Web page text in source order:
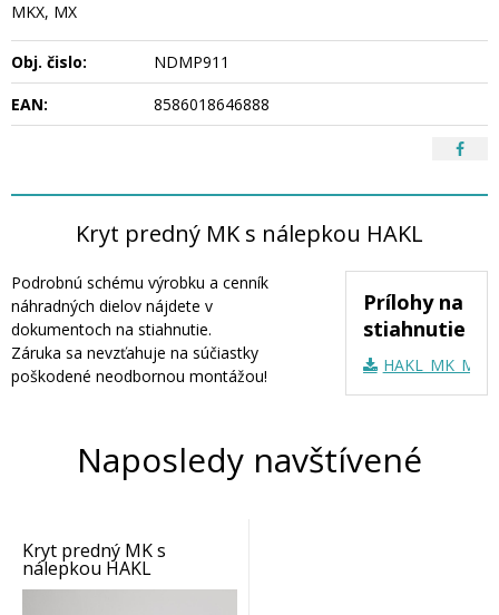
MKX, MX
Obj. čislo:
NDMP911
EAN:
8586018646888
Kryt predný MK s nálepkou HAKL
Prílohy na
stiahnutie
Podrobnú schému výrobku a cenník
náhradných dielov nájdete v
dokumentoch na stiahnutie.
Záruka sa nevzťahuje na súčiastky
poškodené neodbornou montážou!
Naposledy navštívené
Kryt predný MK s
nálepkou HAKL